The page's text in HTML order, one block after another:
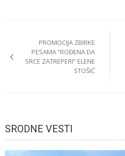
navigation
PROMOCIJA ZBIRKE
PESAMA “ROĐENA DA
SRCE ZATREPERI” ELENE
STOŠIĆ
SRODNE VESTI